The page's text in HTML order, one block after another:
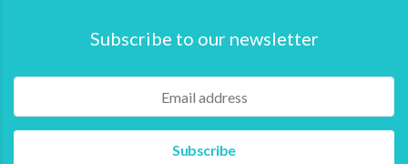
Subscribe to our newsletter